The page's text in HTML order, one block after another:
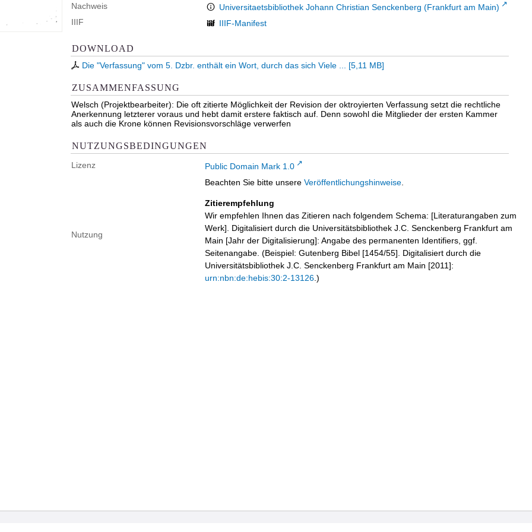
Nachweis
Universitaetsbibliothek Johann Christian Senckenberg (Frankfurt am Main)
IIIF
IIIF-Manifest
DOWNLOAD
Die "Verfassung" vom 5. Dzbr. enthält ein Wort, durch das sich Viele ... [5,11 MB]
ZUSAMMENFASSUNG
Welsch (Projektbearbeiter): Die oft zitierte Möglichkeit der Revision der oktroyierten Verfassung setzt die rechtliche
Anerkennung letzterer voraus und hebt damit erstere faktisch auf. Denn sowohl die Mitglieder der ersten Kammer
als auch die Krone können Revisionsvorschläge verwerfen
NUTZUNGSBEDINGUNGEN
Lizenz Public Domain Mark 1.0
Nutzung
Beachten Sie bitte unsere Veröffentlichungshinweise
Zitierempfehlung
Wir empfehlen Ihnen das Zitieren nach folgendem Schema: [Literaturangaben zum
Werk]. Digitalisiert durch die Universitätsbibliothek J.C. Senckenberg Frankfurt am
Main [Jahr der Digitalisierung]: Angabe des permanenten Identifiers, ggf.
Seitenangabe. (Beispiel: Gutenberg Bibel [1454/55]. Digitalisiert durch die
Universitätsbibliothek J.C. Senckenberg Frankfurt am Main [2011]:
urn:nbn:de:hebis:30:2-13126 .)